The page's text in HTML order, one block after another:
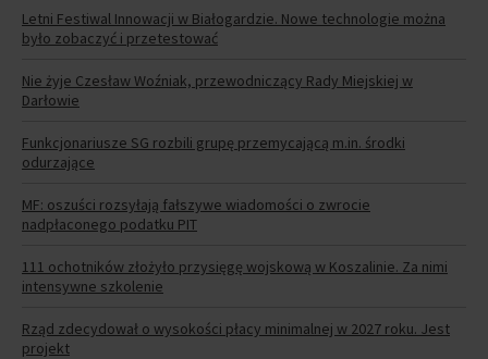
Letni Festiwal Innowacji w Białogardzie. Nowe technologie można
było zobaczyć i przetestować
Nie żyje Czesław Woźniak, przewodniczący Rady Miejskiej w
Darłowie
Funkcjonariusze SG rozbili grupę przemycającą m.in. środki
odurzające
MF: oszuści rozsyłają fałszywe wiadomości o zwrocie
nadpłaconego podatku PIT
111 ochotników złożyło przysięgę wojskową w Koszalinie. Za nimi
intensywne szkolenie
Rząd zdecydował o wysokości płacy minimalnej w 2027 roku. Jest
projekt